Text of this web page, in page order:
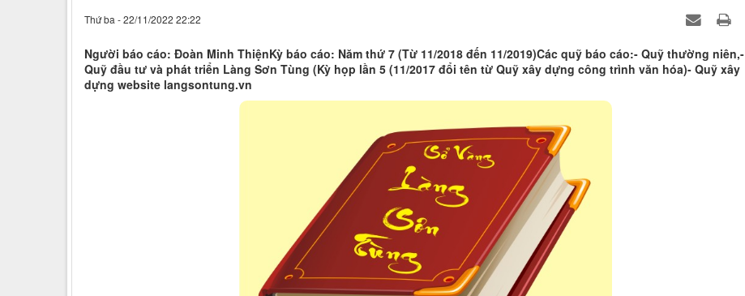
Thứ ba - 22/11/2022 22:22
Người báo cáo: Đoàn Minh ThiệnKỳ báo cáo: Năm thứ 7 (Từ 11/2018 đến 11/2019)Các quỹ báo cáo:- Quỹ thường niên,-
Quỹ đầu tư và phát triển Làng Sơn Tùng (Kỳ họp lần 5 (11/2017 đổi tên từ Quỹ xây dựng công trình văn hóa)- Quỹ xây
dựng website langsontung.vn